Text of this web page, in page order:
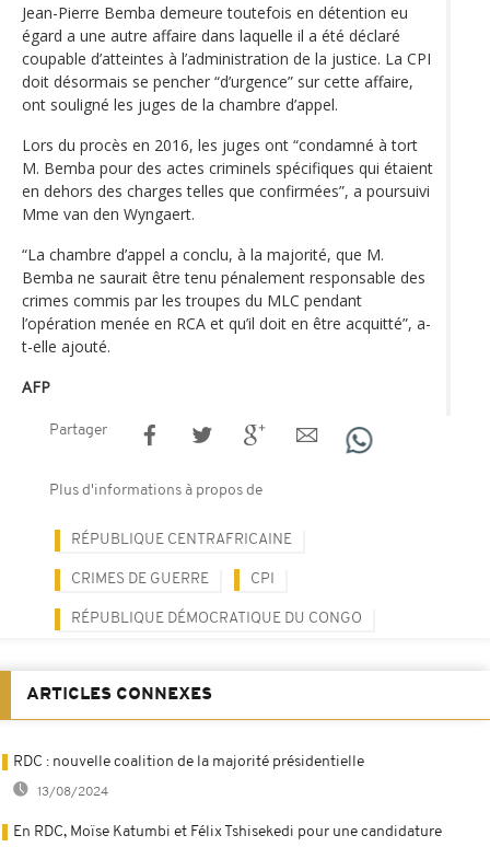
Jean-Pierre Bemba demeure toutefois en détention eu
égard a une autre affaire dans laquelle il a été déclaré
coupable d’atteintes à l’administration de la justice. La CPI
doit désormais se pencher “d’urgence” sur cette affaire,
ont souligné les juges de la chambre d’appel.
Lors du procès en 2016, les juges ont “condamné à tort
M. Bemba pour des actes criminels spécifiques qui étaient
en dehors des charges telles que confirmées”, a poursuivi
Mme van den Wyngaert.
“La chambre d’appel a conclu, à la majorité, que M.
Bemba ne saurait être tenu pénalement responsable des
crimes commis par les troupes du MLC pendant
l’opération menée en RCA et qu’il doit en être acquitté”, a-
t-elle ajouté.
AFP
Partager
Plus d'informations à propos de
RÉPUBLIQUE CENTRAFRICAINE
CRIMES DE GUERRE CPI
RÉPUBLIQUE DÉMOCRATIQUE DU CONGO
ARTICLES CONNEXES
RDC : nouvelle coalition de la majorité présidentielle
13/08/2024
En RDC, Moïse Katumbi et Félix Tshisekedi pour une candidature